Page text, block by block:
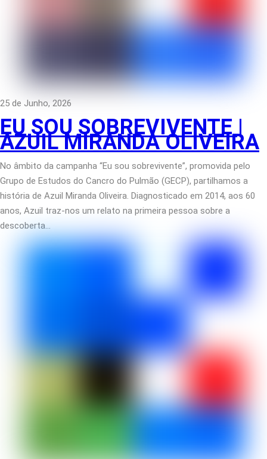
25 de Junho, 2026
EU SOU SOBREVIVENTE |
AZUIL MIRANDA OLIVEIRA
No âmbito da campanha “Eu sou sobrevivente”, promovida pelo
Grupo de Estudos do Cancro do Pulmão (GECP), partilhamos a
história de Azuil Miranda Oliveira. Diagnosticado em 2014, aos 60
anos, Azuil traz-nos um relato na primeira pessoa sobre a
descoberta…